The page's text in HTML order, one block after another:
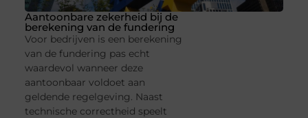
Aantoonbare zekerheid bij de
berekening van de fundering
Voor bedrijven is een berekening
van de fundering pas echt
waardevol wanneer deze
aantoonbaar voldoet aan
geldende regelgeving. Naast
technische correctheid speelt